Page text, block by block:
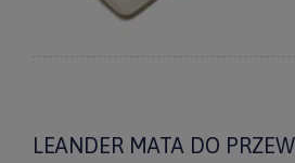
LEANDER MATA DO